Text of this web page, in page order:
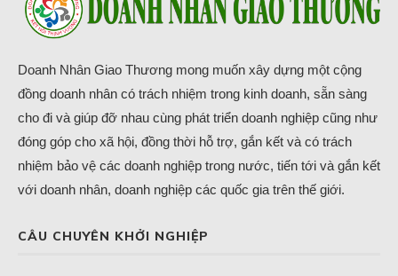
Doanh Nhân Giao Thương mong muốn xây dựng một cộng
đồng doanh nhân có trách nhiệm trong kinh doanh, sẵn sàng
cho đi và giúp đỡ nhau cùng phát triển doanh nghiệp cũng như
đóng góp cho xã hội, đồng thời hỗ trợ, gắn kết và có trách
nhiệm bảo vệ các doanh nghiệp trong nước, tiến tới và gắn kết
với doanh nhân, doanh nghiệp các quốc gia trên thế giới.
CÂU CHUYÊN KHỞI NGHIỆP